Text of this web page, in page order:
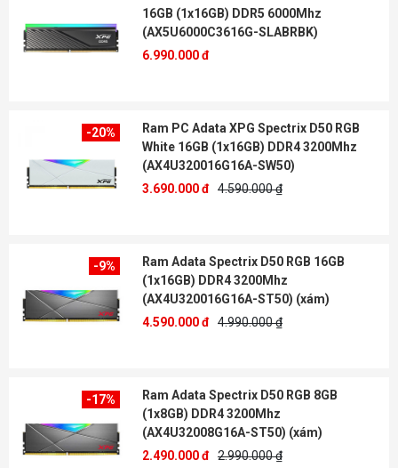
16GB (1x16GB) DDR5 6000Mhz
(AX5U6000C3616G-SLABRBK)
6.990.000 đ
-20%
Ram PC Adata XPG Spectrix D50 RGB
White 16GB (1x16GB) DDR4 3200Mhz
(AX4U320016G16A-SW50)
3.690.000 đ 4.590.000 ₫
-9%
Ram Adata Spectrix D50 RGB 16GB
(1x16GB) DDR4 3200Mhz
(AX4U320016G16A-ST50) (xám)
4.590.000 đ 4.990.000 ₫
-17%
Ram Adata Spectrix D50 RGB 8GB
(1x8GB) DDR4 3200Mhz
(AX4U32008G16A-ST50) (xám)
2.490.000 đ 2.990.000 ₫